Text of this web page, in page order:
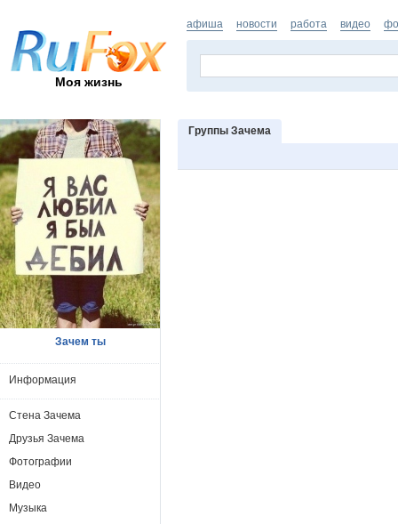
Моя жизнь
афиша новости работа видео
Группы Зачема
Зачем ты
Информация
Стена Зачема
Друзья Зачема
Фотографии
Видео
Музыка